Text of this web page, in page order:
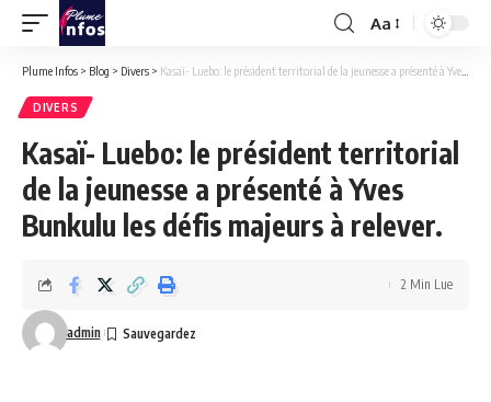
Font
Resizer
Aa
Plume Infos > Blog > Divers > Kasaï- Luebo: le président territorial de la jeunesse a présenté à Yves Bunkulu les défis majeurs à relever.
DIVERS
Kasaï- Luebo: le président territorial
de la jeunesse a présenté à Yves
Bunkulu les défis majeurs à relever.
admin
2 Min Lue